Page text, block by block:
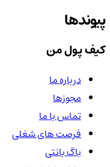
پیوندها
کیف پول من
درباره ما
مجوزها
تماس با ما
فرصت های شغلی
باگ بانتی